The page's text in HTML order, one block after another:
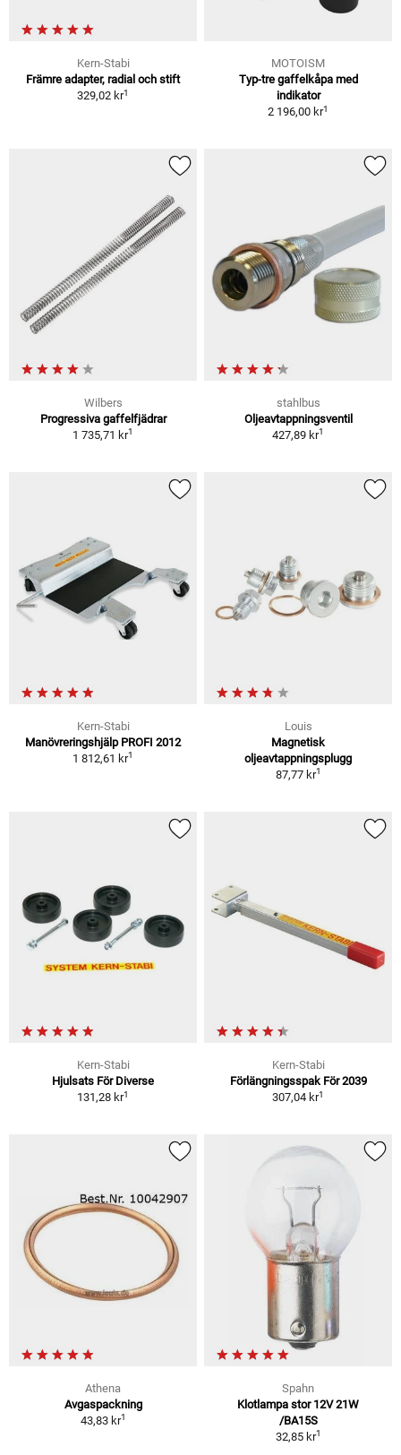
Kern-Stabi
Främre adapter, radial och stift
329,02 kr1
MOTOISM
Typ-tre gaffelkåpa med
indikator
2 196,00 kr1
Wilbers
Progressiva gaffelfjädrar
1 735,71 kr1
stahlbus
Oljeavtappningsventil
427,89 kr1
Kern-Stabi
Manövreringshjälp PROFI 2012
1 812,61 kr1
Louis
Magnetisk
oljeavtappningsplugg
87,77 kr1
Kern-Stabi
Hjulsats För Diverse
131,28 kr1
Kern-Stabi
Förlängningsspak För 2039
307,04 kr1
Athena
Avgaspackning
43,83 kr1
Spahn
Klotlampa stor 12V 21W
/BA15S
32,85 kr1